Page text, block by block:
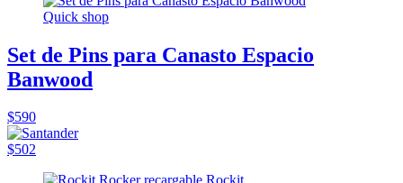
Quick shop
Set de Pins para Canasto Espacio
Banwood
$590
$502